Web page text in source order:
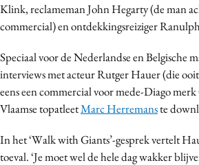
Diversiteit
Effectiviteit
Gedragsverandering
Influencer marketing
Interne communicatie
Martech
Media
Merkstrategie
Klink, reclameman John Hegarty (de man
commercial) en ontdekkingsreiziger
Speciaal voor de Nederlandse en Belgische
interviews met acteur Rutger Hauer (die
eens een commercial voor mede-Diago merk
Vlaamse topatleetMarc Herremanste
In het ‘Walk with Giants’-gesprek vertelt
toeval. ‘Je moet wel de hele dag wakker